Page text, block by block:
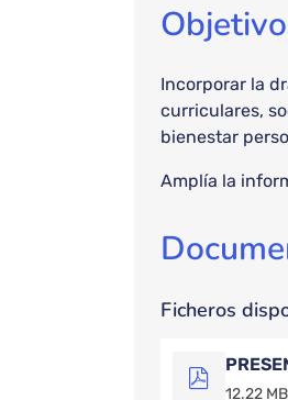
Incorporar la
curriculares,
bienestar
Amplía la
Ficheros
12.22 MB